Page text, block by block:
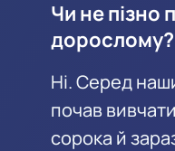
Чи не пізно
дорослому?
Ні. Серед
почав
сорока й